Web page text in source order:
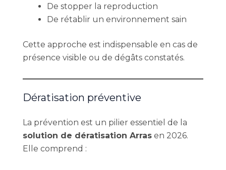
De stopper la reproduction
De rétablir un environnement sain
Cette approche est indispensable en cas de
présence visible ou de dégâts constatés.
Dératisation préventive
La prévention est un pilier essentiel de la
solution de dératisation Arras en 2026.
Elle comprend :